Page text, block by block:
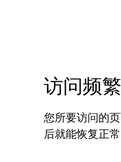
访问频
您所要访问的
后就能恢复正常